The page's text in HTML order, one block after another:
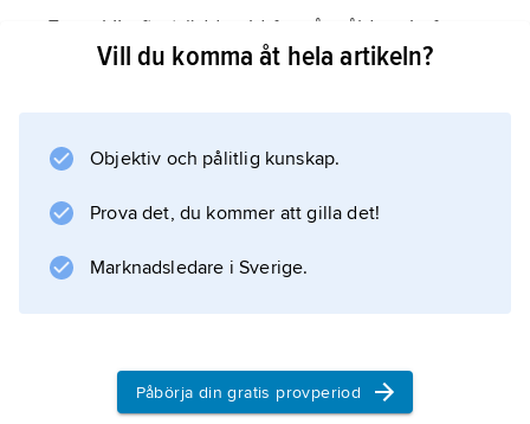
Faysal II efterträdde vid fyra års ålder sin far,
Abd al-Ilah
mördades vid
Abd al-Karim Qasims
militärkupp 14 juli 1958.
Information om artikeln
Vill du komma åt hela artikeln?
Objektiv och pålitlig kunskap.
Prova det, du kommer att gilla det!
Marknadsledare i Sverige.
Påbörja din gratis provperiod